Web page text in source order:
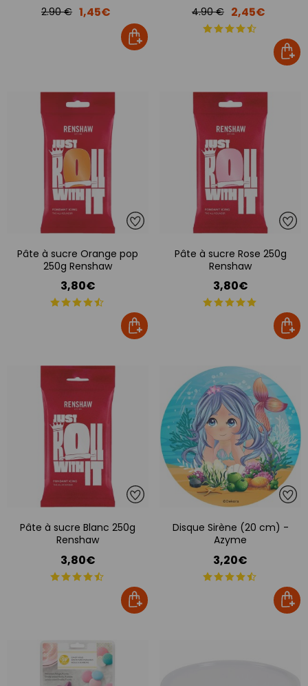
2.90 € 1,45€
4.90 € 2,45€
Pâte à sucre Orange pop
250g Renshaw
3,80€
Pâte à sucre Rose 250g
Renshaw
3,80€
Pâte à sucre Blanc 250g
Renshaw
3,80€
Disque Sirène (20 cm) -
Azyme
3,20€
Entrez votre email et lancez la roue pour gagnez
bons de réduction, livraison
valable immédiatement sur votre
Infos et conditions des offres
100% GAGNANT !